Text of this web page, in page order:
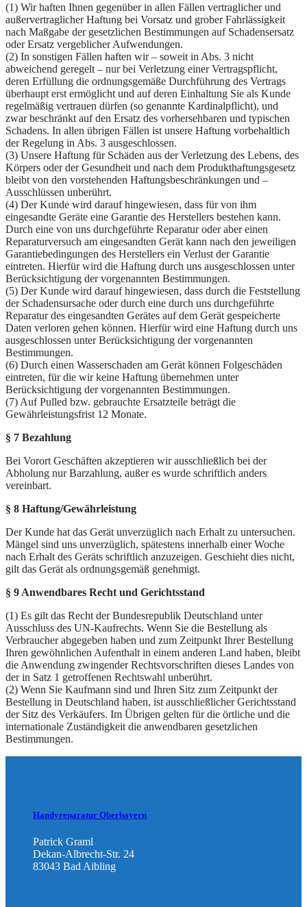
(1) Wir haften Ihnen gegenüber in allen Fällen vertraglicher und
außervertraglicher Haftung bei Vorsatz und grober Fahrlässigkeit
nach Maßgabe der gesetzlichen Bestimmungen auf Schadensersatz
oder Ersatz vergeblicher Aufwendungen.
(2) In sonstigen Fällen haften wir – soweit in Abs. 3 nicht
abweichend geregelt – nur bei Verletzung einer Vertragspflicht,
deren Erfüllung die ordnungsgemäße Durchführung des Vertrags
überhaupt erst ermöglicht und auf deren Einhaltung Sie als Kunde
regelmäßig vertrauen dürfen (so genannte Kardinalpflicht), und
zwar beschränkt auf den Ersatz des vorhersehbaren und typischen
Schadens. In allen übrigen Fällen ist unsere Haftung vorbehaltlich
der Regelung in Abs. 3 ausgeschlossen.
(3) Unsere Haftung für Schäden aus der Verletzung des Lebens, des
Körpers oder der Gesundheit und nach dem Produkthaftungsgesetz
bleibt von den vorstehenden Haftungsbeschränkungen und –
Ausschlüssen unberührt.
(4) Der Kunde wird darauf hingewiesen, dass für von ihm
eingesandte Geräte eine Garantie des Herstellers bestehen kann.
Durch eine von uns durchgeführte Reparatur oder aber einen
Reparaturversuch am eingesandten Gerät kann nach den jeweiligen
Garantiebedingungen des Herstellers ein Verlust der Garantie
eintreten. Hierfür wird die Haftung durch uns ausgeschlossen unter
Berücksichtigung der vorgenannten Bestimmungen.
(5) Der Kunde wird darauf hingewiesen, dass durch die Feststellung
der Schadensursache oder durch eine durch uns durchgeführte
Reparatur des eingesandten Gerätes auf dem Gerät gespeicherte
Daten verloren gehen können. Hierfür wird eine Haftung durch uns
ausgeschlossen unter Berücksichtigung der vorgenannten
Bestimmungen.
(6) Durch einen Wasserschaden am Gerät können Folgeschäden
eintreten, für die wir keine Haftung übernehmen unter
Berücksichtigung der vorgenannten Bestimmungen.
(7) Auf Pulled bzw. gebrauchte Ersatzteile beträgt die
Gewährleistungsfrist 12 Monate.
§ 7 Bezahlung
Bei Vorort Geschäften akzeptieren wir ausschließlich bei der
Abholung nur Barzahlung, außer es wurde schriftlich anders
vereinbart.
§ 8 Haftung/Gewährleistung
Der Kunde hat das Gerät unverzüglich nach Erhalt zu untersuchen.
Mängel sind uns unverzüglich, spätestens innerhalb einer Woche
nach Erhalt des Geräts schriftlich anzuzeigen. Geschieht dies nicht,
gilt das Gerät als ordnungsgemäß genehmigt.
§ 9 Anwendbares Recht und Gerichtsstand
(1) Es gilt das Recht der Bundesrepublik Deutschland unter
Ausschluss des UN-Kaufrechts. Wenn Sie die Bestellung als
Verbraucher abgegeben haben und zum Zeitpunkt Ihrer Bestellung
Ihren gewöhnlichen Aufenthalt in einem anderen Land haben, bleibt
die Anwendung zwingender Rechtsvorschriften dieses Landes von
der in Satz 1 getroffenen Rechtswahl unberührt.
(2) Wenn Sie Kaufmann sind und Ihren Sitz zum Zeitpunkt der
Bestellung in Deutschland haben, ist ausschließlicher Gerichtsstand
der Sitz des Verkäufers. Im Übrigen gelten für die örtliche und die
internationale Zuständigkeit die anwendbaren gesetzlichen
Bestimmungen.
Handyreparatur Oberbayern
Patrick Graml
Dekan-Albrecht-Str. 24
83043 Bad Aibling